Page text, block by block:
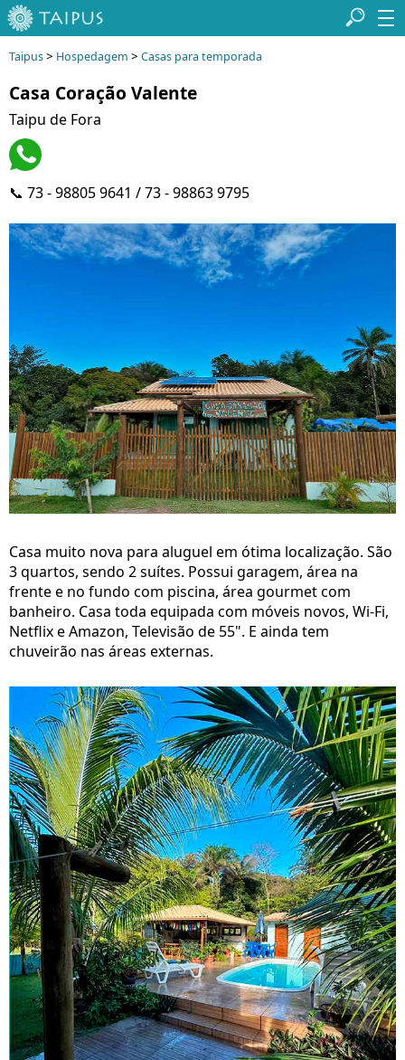
Taipus> Hospedagem > Casas para temporada
Casa Coração Valente
Taipu de Fora
📞 73 - 98805 9641 / 73 - 98863 9795
Casa muito nova para aluguel em ótima localização. São
3 quartos, sendo 2 suítes. Possui garagem, área na
frente e no fundo com piscina, área gourmet com
banheiro. Casa toda equipada com móveis novos, Wi-Fi,
Netflix e Amazon, Televisão de 55". E ainda tem
chuveirão nas áreas externas.